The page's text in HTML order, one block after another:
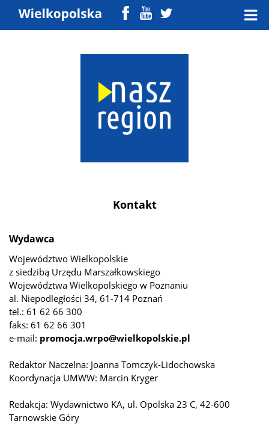
Kontakt
Wydawca
Województwo Wielkopolskie
z siedzibą Urzędu Marszałkowskiego
Województwa Wielkopolskiego w Poznaniu
al. Niepodległości 34, 61-714 Poznań
tel.: 61 62 66 300
faks: 61 62 66 301
e-mail: promocja.wrpo@wielkopolskie.pl
Redaktor Naczelna: Joanna Tomczyk-Lidochowska
Koordynacja UMWW: Marcin Kryger
Redakcja: Wydawnictwo KA, ul. Opolska 23 C, 42-600
Tarnowskie Góry